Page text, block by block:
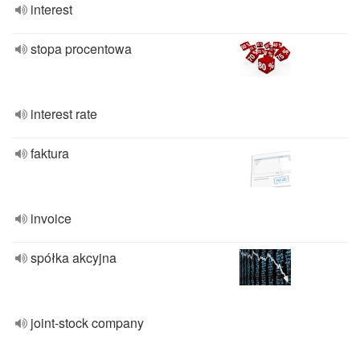
interest
stopa procentowa
interest rate
faktura
invoice
spółka akcyjna
joint-stock company